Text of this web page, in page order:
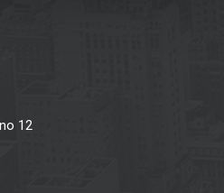
12